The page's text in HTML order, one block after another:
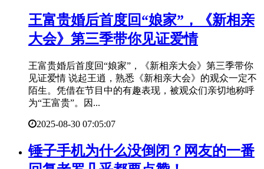
​王富贵婚后首度回“娘家”，《新相亲
大会》第三季带你见证爱情
王富贵婚后首度回“娘家”，《新相亲大会》第三季带你
见证爱情 说起王逍，熟悉《新相亲大会》的观众一定不
陌生。凭借在节目中的有趣表现，被观众们亲切地称呼
为“王富贵”。因...
2025-08-30 07:05:07
​锤子手机为什么没倒闭？网友的一番